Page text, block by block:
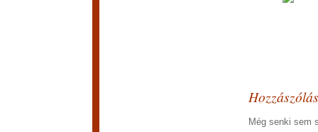
Még senki sem